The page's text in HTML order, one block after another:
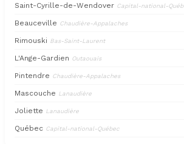
Saint-Cyrille-de-Wendover Capital-national-
Beauceville Chaudière-Appalaches
Rimouski Bas-Saint-Laurent
L'Ange-Gardien Outaouais
Pintendre Chaudière-Appalaches
Mascouche Lanaudière
Joliette Lanaudière
Québec Capital-national-Québec